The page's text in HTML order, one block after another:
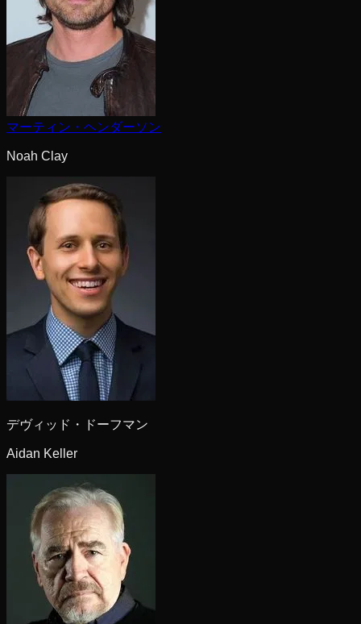
マーティン・ヘンダーソン
Noah Clay
デヴィッド・ドーフマン
Aidan Keller